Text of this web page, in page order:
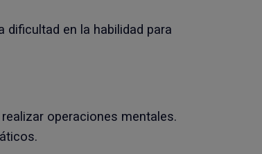
dificultad en la habilidad para
operaciones mentales.